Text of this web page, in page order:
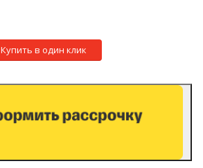
Купить в один клик